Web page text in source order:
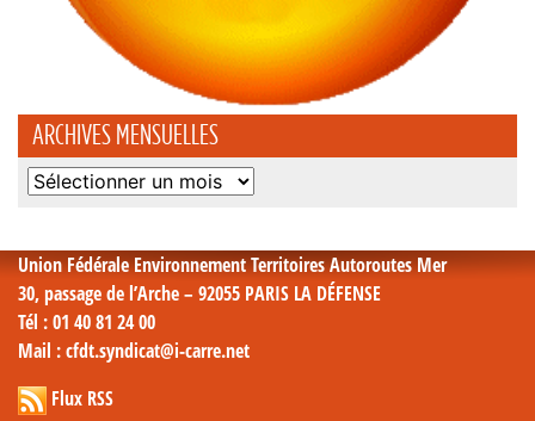
ARCHIVES MENSUELLES
Archives
Union Fédérale Environnement Territoires Autoroutes Mer
30, passage de l’Arche – 92055 PARIS LA DÉFENSE
Tél : 01 40 81 24 00
Mail : cfdt.syndicat@i-carre.net
Flux RSS